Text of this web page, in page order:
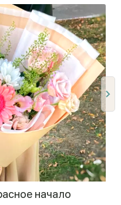
начало